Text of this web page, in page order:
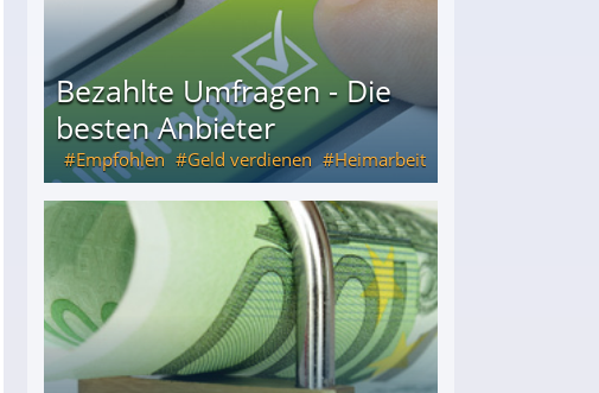
Bezahlte Umfragen - Die
besten Anbieter
Empfohlen Geld verdienen Heimarbeit